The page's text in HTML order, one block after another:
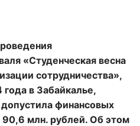
«Студенческая весна
сотрудничества»,
в Забайкалье,
финансовых
млн. рублей. Об этом